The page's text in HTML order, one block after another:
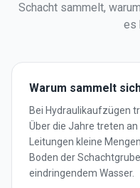
Schacht sammelt,
es
Warum sammelt
Bei Hydraulikaufzügen
Über die Jahre treten an
Leitungen kleine
Boden der
eindringendem Wasser.